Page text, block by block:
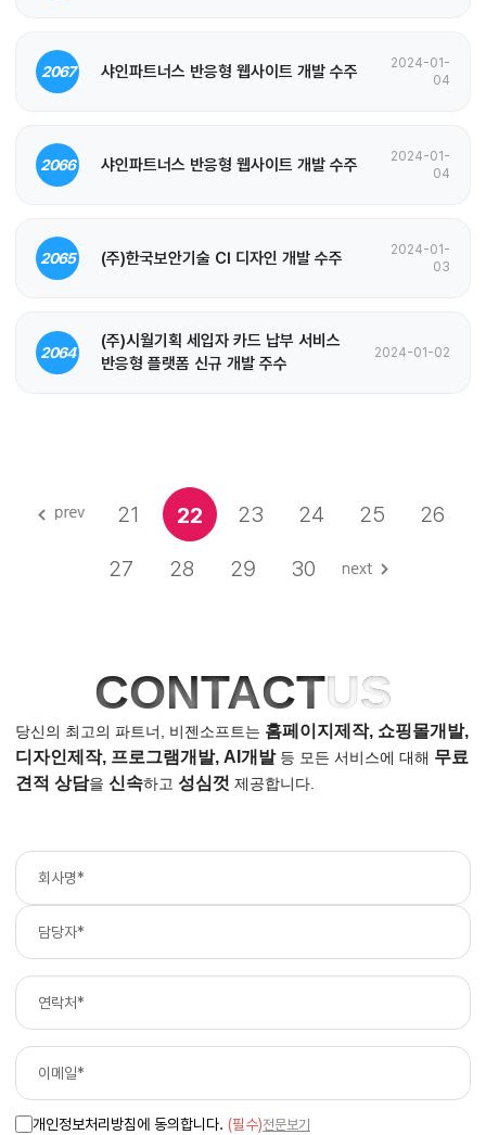
2067 샤인파트너스 반응형 웹사이트 개발 수주
2024-01-
04
2066 샤인파트너스 반응형 웹사이트 개발 수주
2024-01-
04
2065 (주)한국보안기술 CI 디자인 개발 수주
2024-01-
03
2064
(주)시월기획 세입자 카드 납부 서비스
반응형 플랫폼 신규 개발 주수
2024-01-02
21 22 23 24 25 26
27 28 29 30
CONTACTUS
당신의 최고의 파트너, 비젠소프트는 홈페이지제작, 쇼핑몰개발,
디자인제작, 프로그램개발, AI개발등 모든 서비스에 대해 무료
견적 상담을 신속하고 성심껏 제공합니다.
개인정보처리방침에 동의합니다. (필수)전문보기